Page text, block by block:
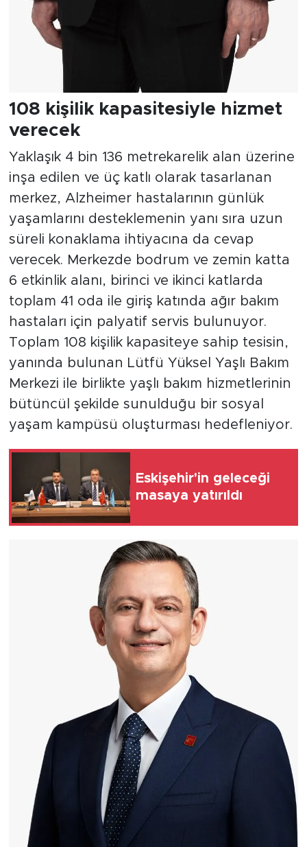
108 kişilik kapasitesiyle hizmet
verecek
Yaklaşık 4 bin 136 metrekarelik alan üzerine
inşa edilen ve üç katlı olarak tasarlanan
merkez, Alzheimer hastalarının günlük
yaşamlarını desteklemenin yanı sıra uzun
süreli konaklama ihtiyacına da cevap
verecek. Merkezde bodrum ve zemin katta
6 etkinlik alanı, birinci ve ikinci katlarda
toplam 41 oda ile giriş katında ağır bakım
hastaları için palyatif servis bulunuyor.
Toplam 108 kişilik kapasiteye sahip tesisin,
yanında bulunan Lütfü Yüksel Yaşlı Bakım
Merkezi ile birlikte yaşlı bakım hizmetlerinin
bütüncül şekilde sunulduğu bir sosyal
yaşam kampüsü oluşturması hedefleniyor.
Eskişehir'in geleceği
masaya yatırıldı